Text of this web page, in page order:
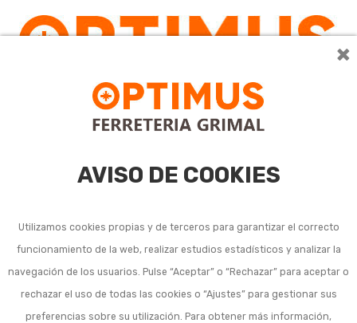
×
AVISO DE COOKIES
Utilizamos cookies propias y de terceros para garantizar el correcto
funcionamiento de la web, realizar estudios estadísticos y analizar la
navegación de los usuarios. Pulse “Aceptar” o “Rechazar” para aceptar o
rechazar el uso de todas las cookies o “Ajustes” para gestionar sus
preferencias sobre su utilización. Para obtener más información,